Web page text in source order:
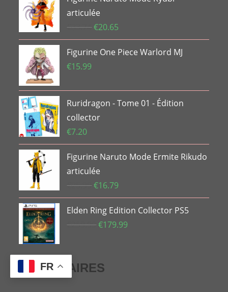
articulée
€33.74 Le
prix
initial
€20.65
prix
actuel
Figurine One Piece Warlord MJ
€15.99
Ruridragon - Tome 01 - Édition
collector
€7.20
Figurine Naruto Mode Ermite Rikudo
articulée
€25.99 Le
prix
initial
était :
€16.79Le
prix
actuel
est :
Elden Ring Edition Collector PS5
€259.99 Le
était :
€259.99.
€179.99Le
PARTENAIRES
FR